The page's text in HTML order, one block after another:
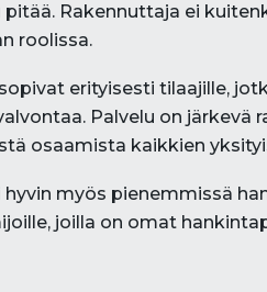
Rakennuttaja ei
roolissa.
erityisesti tilaajille,
Palvelu on järkevä
osaamista kaikkien
myös pienemmissä
joilla on omat